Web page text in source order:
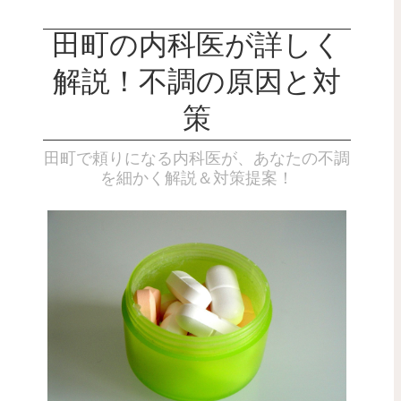
田町の内科医が詳しく
解説！不調の原因と対
策
田町で頼りになる内科医が、あなたの不調
を細かく解説＆対策提案！